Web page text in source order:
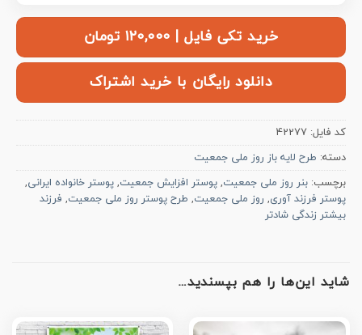
خرید تکی فایل | ۱۲۰,۰۰۰ تومان
دانلود رایگان با خرید اشتراک
کد فایل: 42277
دسته: طرح لایه باز روز ملی جمعیت
برچسب: بنر روز ملی جمعیت, پوستر افزایش جمعیت, پوستر خانواده ایرانی,
پوستر فرزند آوری, روز ملی جمعیت, طرح پوستر روز ملی جمعیت, فرزند
بیشتر زندگی شادتر
شاید این‌ها را هم بپسندید…